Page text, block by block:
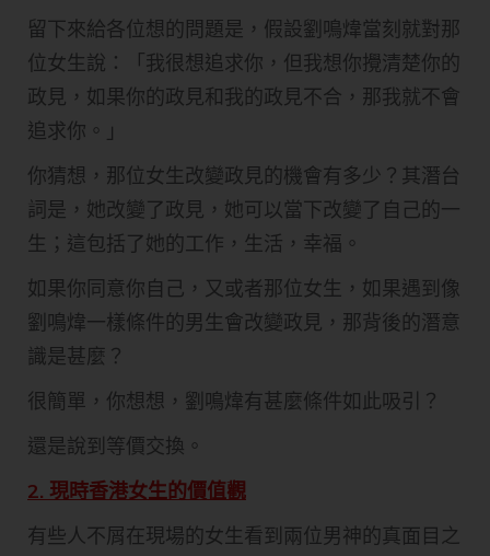
留下來給各位想的問題是，假設劉鳴煒當刻就對那
位女生說：「我很想追求你，但我想你攪清楚你的
政見，如果你的政見和我的政見不合，那我就不會
追求你。」
你猜想，那位女生改變政見的機會有多少？其潛台
詞是，她改變了政見，她可以當下改變了自己的一
生；這包括了她的工作，生活，幸福。​
如果你同意你自己，又或者那位女生，如果遇到像
劉鳴煒一樣條件的男生會改變政見，那背後的潛意
識是甚麼？
很簡單，你想想，劉鳴煒有甚麼條件如此吸引？
還是說到等價交換。
2. 現時香港女生的價值觀
有些人不屑在現場的女生看到兩位男神的真面目之